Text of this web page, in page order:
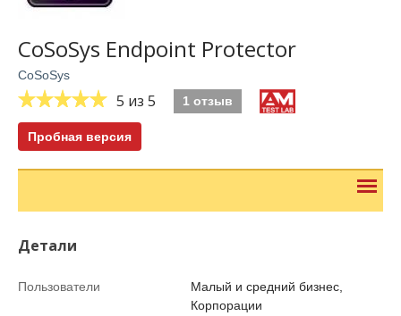
CoSoSys Endpoint Protector
CoSoSys
5 из 5 1 отзыв
Пробная версия
Детали
Пользователи
Малый и средний бизнес,
Корпорации